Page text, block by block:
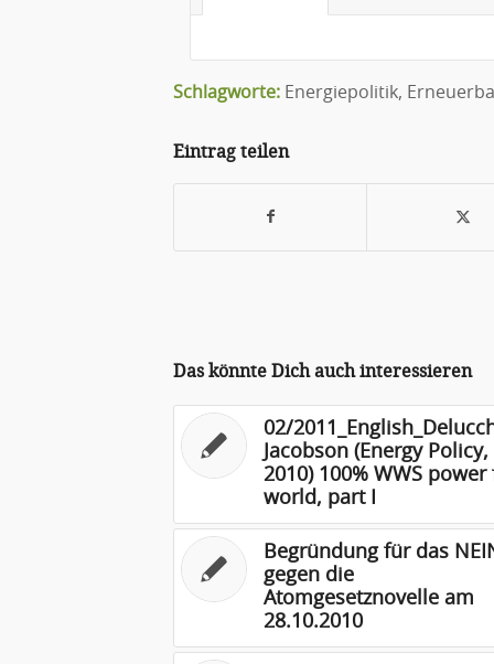
Schlagworte: Energiepolitik,
Eintrag teilen
Das könnte Dich auch interessieren
02/
Jacobson (Energy Policy,
2010) 100% WWS power
world, part I
Begründung für das
gegen die
Atomgesetznovelle am
28.10.2010